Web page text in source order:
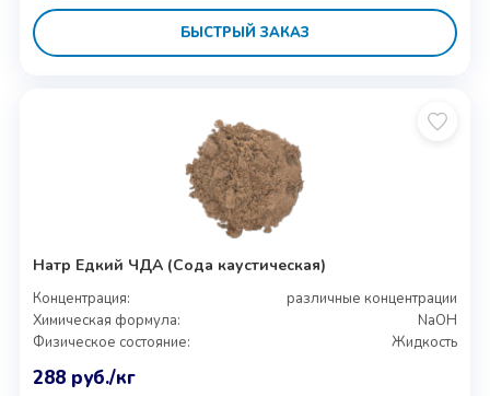
БЫСТРЫЙ ЗАКАЗ
Натр Едкий ЧДА (Сода каустическая)
Концентрация:
различные концентрации
Химическая формула:
NaOH
Физическое состояние:
Жидкость
288 руб./кг